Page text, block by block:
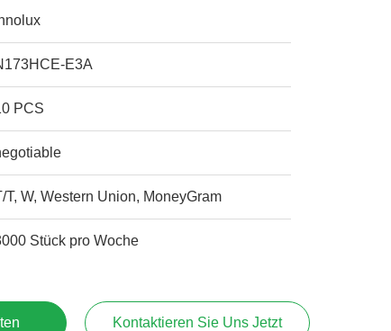
E3A
PCS
T, W, Western Union, MoneyGram
Stück pro Woche
Kontaktieren Sie Uns Jetzt